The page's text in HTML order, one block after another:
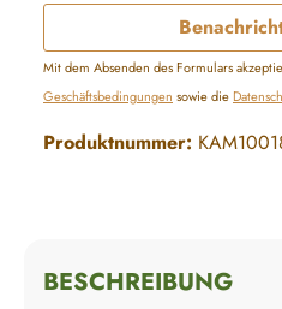
Mit dem Absenden des Formulars
Geschäftsbedingungen sowie die
Produktnummer:
BESCHREIBUNG